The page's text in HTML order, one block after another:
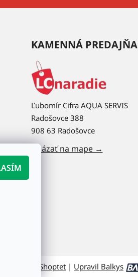
KAMENNÁ PREDAJŇA
Ľubomír Cifra AQUA SERVIS
Radošovce 388
908 63 Radošovce
Ukázať na mape →
Vytvoril Shoptet | Upravil Balkys